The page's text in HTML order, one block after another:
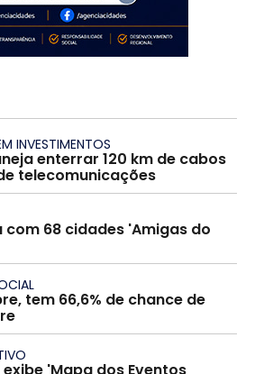
INVESTIMENTOS
enterrar 120 km de cabos
telecomunicações
com 68 cidades 'Amigas do
tem 66,6% de chance de
'Mapa dos Eventos